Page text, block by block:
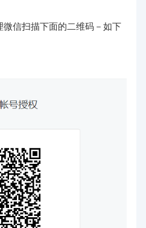
微信扫描下面的二维码－如下